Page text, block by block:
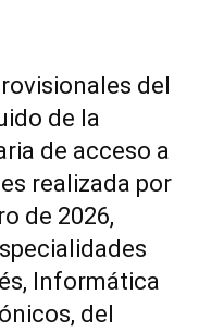
del
de la
de acceso a
realizada por
de 2026,
Informática
del